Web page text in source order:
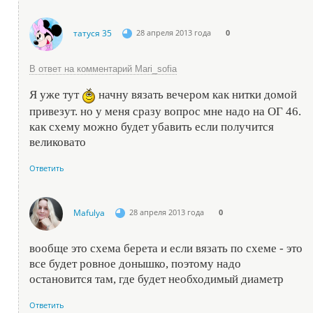
татуся 35 28 апреля 2013 года 0
В ответ на комментарий Mari_sofia
Я уже тут
начну вязать вечером как нитки домой
привезут. но у меня сразу вопрос мне надо на ОГ 46.
как схему можно будет убавить если получится
великовато
Ответить
Mafulya 28 апреля 2013 года 0
вообще это схема берета и если вязать по схеме - это
все будет ровное донышко, поэтому надо
остановится там, где будет необходимый диаметр
Ответить